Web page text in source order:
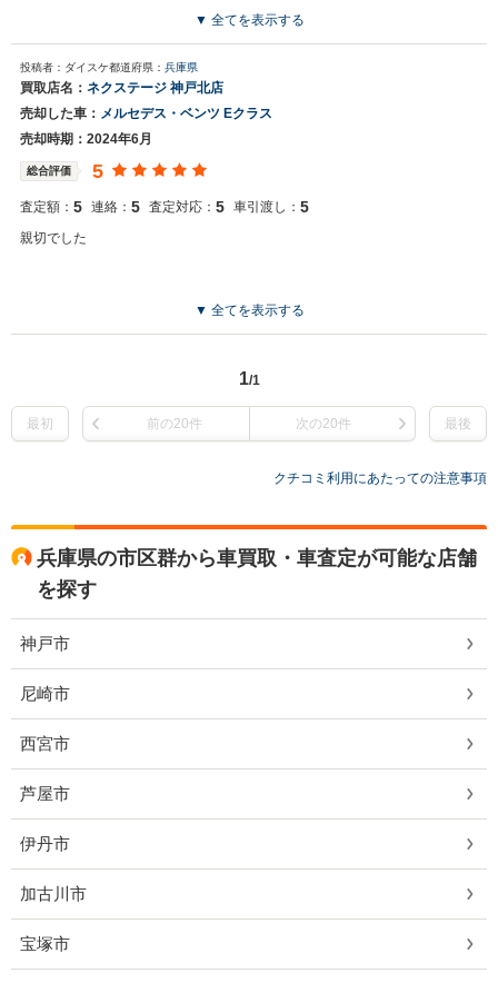
その点については残念でした。 査定額には満足していますので、こんな不満
▼ 全てを表示する
投稿者：ダイスケ都道府県： 兵庫県
買取店名： ネクステージ 神戸北店
売却した車： メルセデス・ベンツ Eクラス
売却時期：2024年6月
総合評価 5
査定額： 5 連絡： 5 査定対応： 5 車引渡し： 5
親切でした
▼ 全てを表示する
1/1
最初 前の20件 次の20件 最後
クチコミ利用にあたっての注意事項
兵庫県の市区群から車買取・車査定が可能な店舗
を探す
神戸市
尼崎市
西宮市
芦屋市
伊丹市
加古川市
宝塚市